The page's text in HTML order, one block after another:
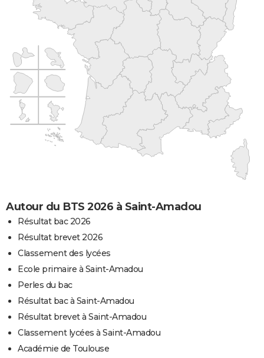
Autour du BTS 2026 à Saint-Amadou
Résultat bac 2026
Résultat brevet 2026
Classement des lycées
Ecole primaire à Saint-Amadou
Perles du bac
Résultat bac à Saint-Amadou
Résultat brevet à Saint-Amadou
Classement lycées à Saint-Amadou
Académie de Toulouse